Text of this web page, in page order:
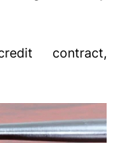
contract,